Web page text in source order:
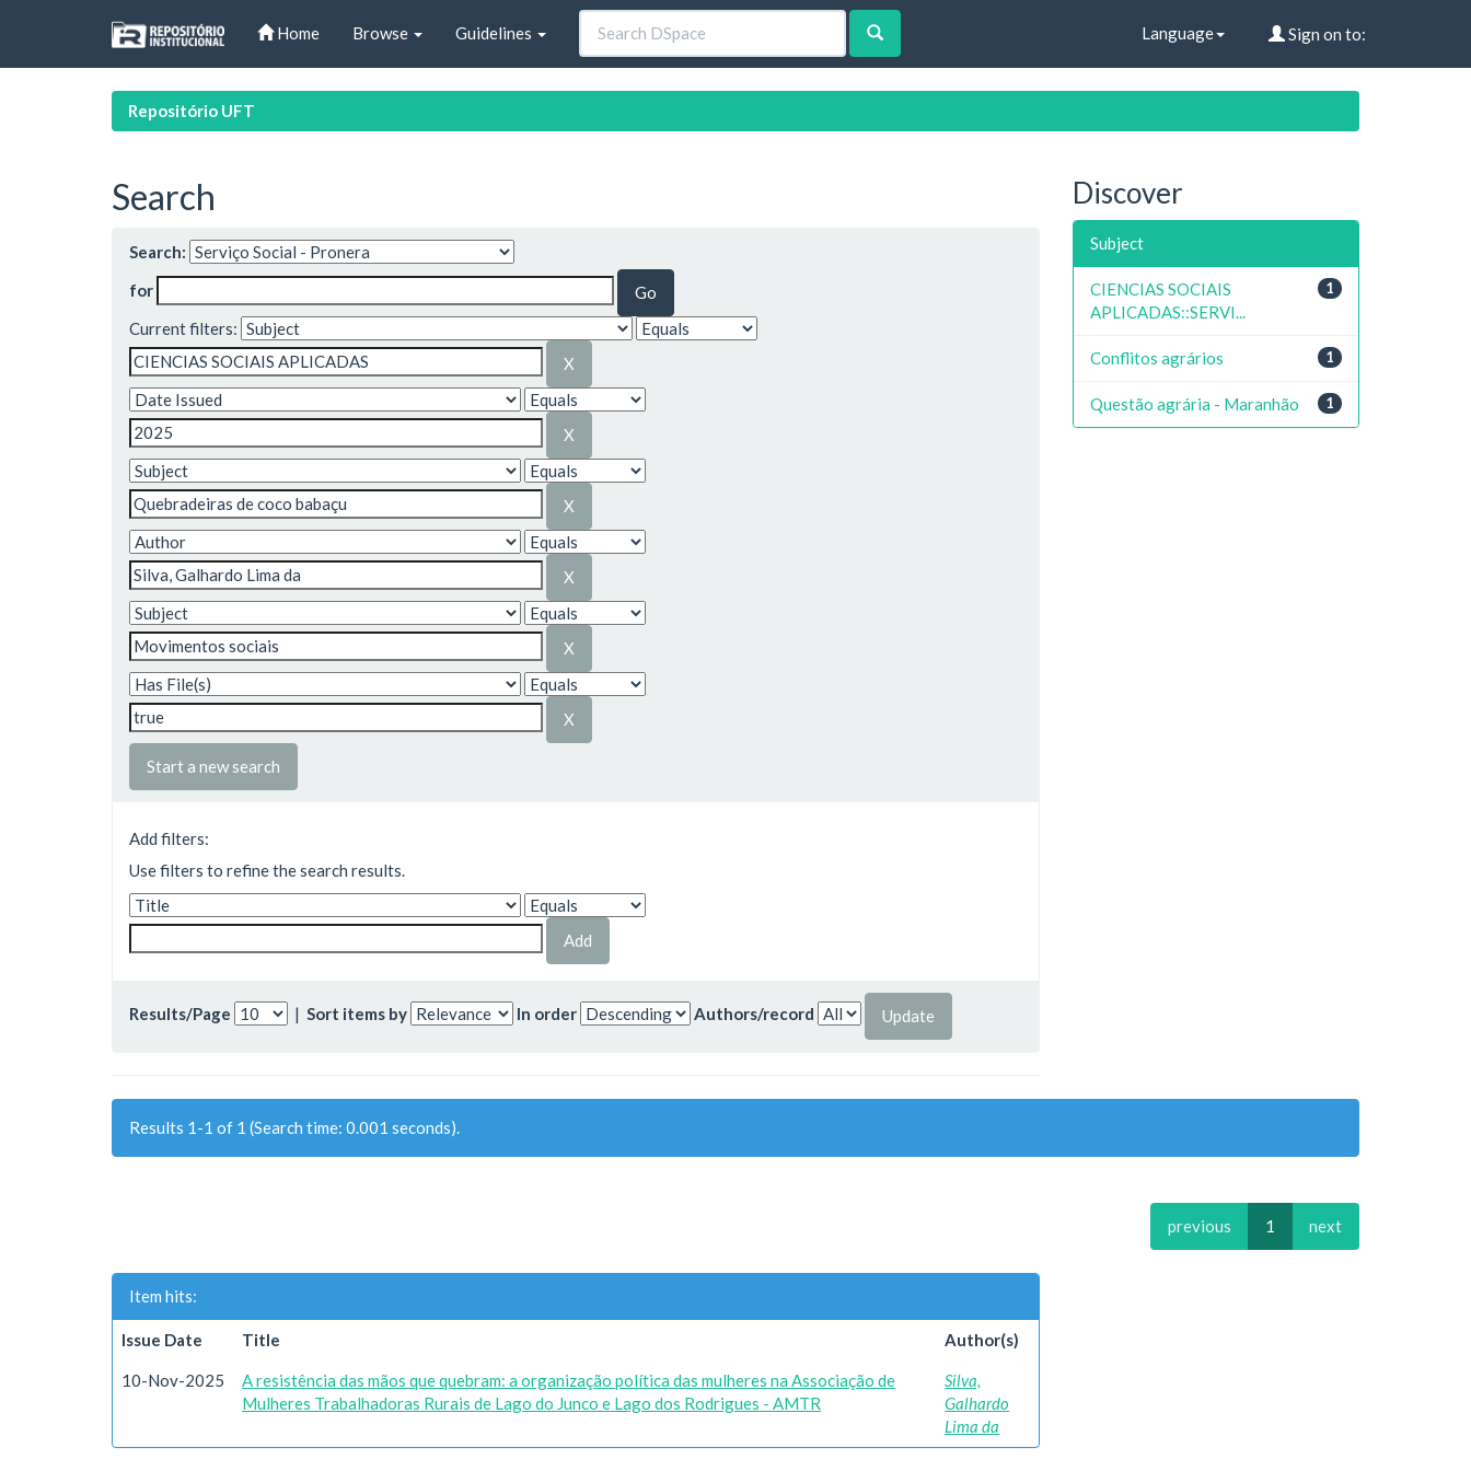
Home Browse Guidelines Language Sign on to:
Repositório UFT
Search
Search:
for
Current filters:
Start a new search
Add filters:
Use filters to refine the search results.
Results/Page | Sort items by In order Authors/record
Results 1-1 of 1 (Search time: 0.001 seconds).
previous 1 next
Item hits:
Issue Date Title Author(s)
10-Nov-2025
A resistência das mãos que quebram: a organização política das mulheres na Associação de
Mulheres Trabalhadoras Rurais de Lago do Junco e Lago dos Rodrigues - AMTR
Silva,
Galhardo
Lima da
Discover
Subject
1
CIENCIAS SOCIAIS
APLICADAS::SERVI...
1
Conflitos agrários
1
Questão agrária - Maranhão